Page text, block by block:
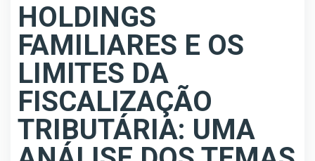
HOLDINGS
FAMILIARES E OS
LIMITES DA
FISCALIZAÇÃO
TRIBUTÁRIA: UMA